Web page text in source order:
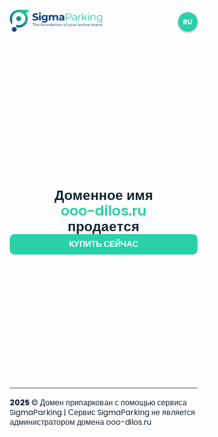
RU
Доменное имя
ooo-dilos.ru
продается
КУПИТЬ СЕЙЧАС
2025 © Домен припаркован с помощью сервиса
SigmaParking | Сервис SigmaParking не является
администратором домена ooo-dilos.ru